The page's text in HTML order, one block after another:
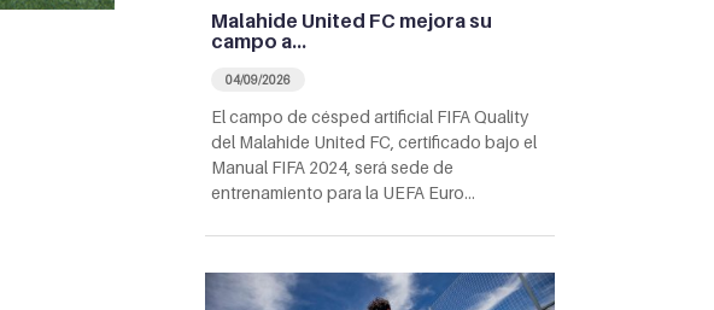
Malahide United FC mejora su
campo a…
04/09/2026
El campo de césped artificial FIFA Quality
del Malahide United FC, certificado bajo el
Manual FIFA 2024, será sede de
entrenamiento para la UEFA Euro…